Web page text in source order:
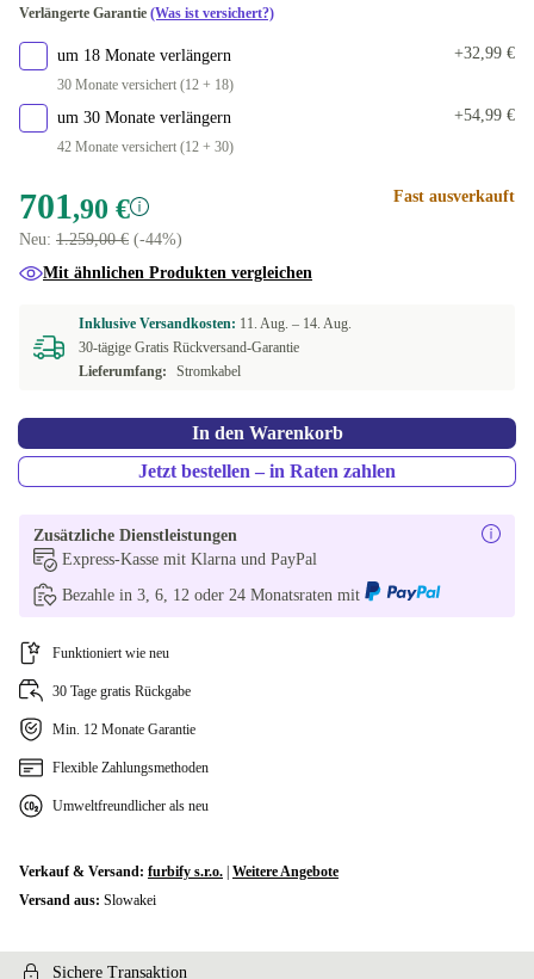
2000 GB +276,03 €
DE (QWERTZ)
ES (QWERTY)
FR (AZERTY)
CZ (QWERTZ)
IT (QWERTY)
BE (AZERTY)
PT (QWERTY)
SE (QWERTY)
SI (QWERTZ)
SK (QWERTZ)
In anderen Kombinationen verfügbar
US (QWERTY)
ND (QWERTY)
Verlängerte Garantie (Was ist versichert?)
um 18 Monate verlängern
30 Monate versichert (12 + 18)
+32,99 €
um 30 Monate verlängern
42 Monate versichert (12 + 30)
+54,99 €
701,90 €
Neu: 1.259,00 € (-44%)
Fast ausverkauft
Mit ähnlichen Produkten vergleichen
Inklusive Versandkosten: 11. Aug. – 14. Aug.
30-tägige Gratis Rückversand-Garantie
Lieferumfang:
Stromkabel
In den Warenkorb
Jetzt bestellen – in Raten zahlen
Zusätzliche Dienstleistungen
Express-Kasse mit Klarna und PayPal
Bezahle in 3, 6, 12 oder 24 Monatsraten mit
Funktioniert wie neu
30 Tage gratis Rückgabe
Min. 12 Monate Garantie
Flexible Zahlungsmethoden
Umweltfreundlicher als neu
Verkauf & Versand: furbify s.r.o. Weitere Angebote
Versand aus: Slowakei
Sichere Transaktion